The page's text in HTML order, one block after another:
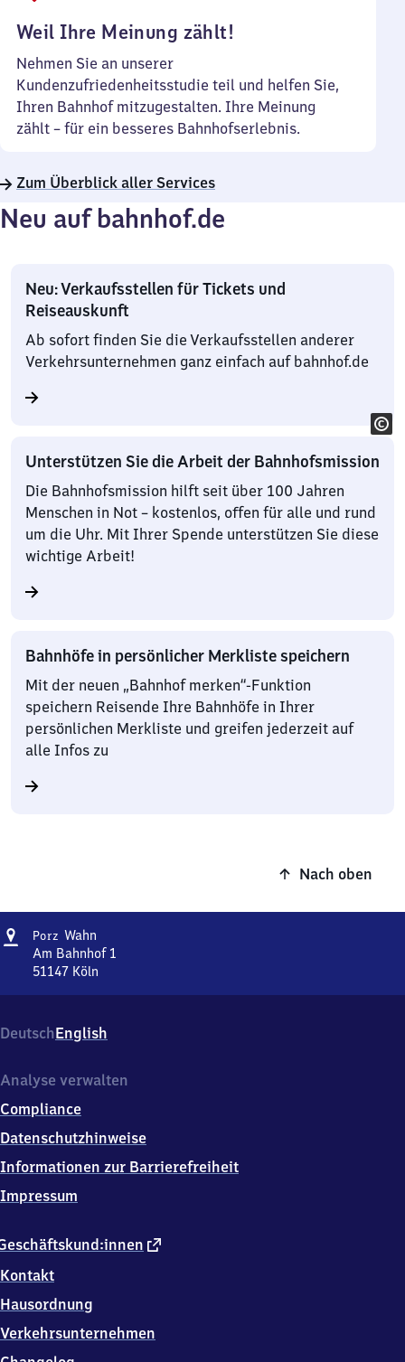
Weil Ihre Meinung zählt!
Nehmen Sie an unserer
Kundenzufriedenheitsstudie teil und helfen Sie,
Ihren Bahnhof mitzugestalten. Ihre Meinung
zählt – für ein besseres Bahnhofserlebnis.
Zum Überblick aller Services
Neu auf bahnhof.de
Neu: Verkaufsstellen für Tickets und
Reiseauskunft
Ab sofort finden Sie die Verkaufsstellen anderer
Verkehrsunternehmen ganz einfach auf bahnhof.de
Unterstützen Sie die Arbeit der Bahnhofsmission
Die Bahnhofsmission hilft seit über 100 Jahren
Menschen in Not – kostenlos, offen für alle und rund
um die Uhr. Mit Ihrer Spende unterstützen Sie diese
wichtige Arbeit!
Bahnhöfe in persönlicher Merkliste speichern
Mit der neuen „Bahnhof merken“-Funktion
speichern Reisende Ihre Bahnhöfe in Ihrer
persönlichen Merkliste und greifen jederzeit auf
alle Infos zu
Nach oben
Adresse
Porz Wahn
Wahn
Am Bahnhof 1
51147 Köln
Am
Bahnhof
5
1
4
Köln
DeutschEnglish
externer
Kontakt
Hausordnung
Verkehrsunternehmen
Analyse verwalten
Compliance
Datenschutzhinweise
Informationen zur Barrierefreiheit
Impressum